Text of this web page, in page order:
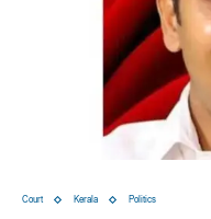
Court Kerala Politics